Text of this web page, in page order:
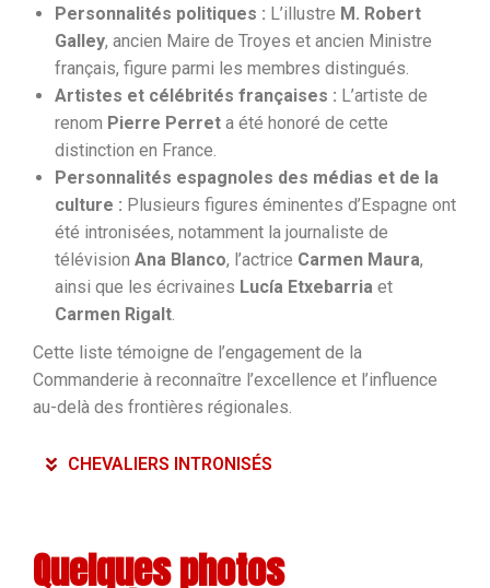
Personnalités politiques : L’illustre M. Robert
Galley, ancien Maire de Troyes et ancien Ministre
français, figure parmi les membres distingués.
Artistes et célébrités françaises : L’artiste de
renom Pierre Perret a été honoré de cette
distinction en France.
Personnalités espagnoles des médias et de la
culture : Plusieurs figures éminentes d’Espagne ont
été intronisées, notamment la journaliste de
télévision Ana Blanco, l’actrice Carmen Maura,
ainsi que les écrivaines Lucía Etxebarria et
Carmen Rigalt.
Cette liste témoigne de l’engagement de la
Commanderie à reconnaître l’excellence et l’influence
au-delà des frontières régionales.
CHEVALIERS INTRONISÉS
Quelques photos